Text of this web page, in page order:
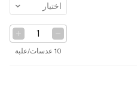
اختيار
10 عدسات/علبة